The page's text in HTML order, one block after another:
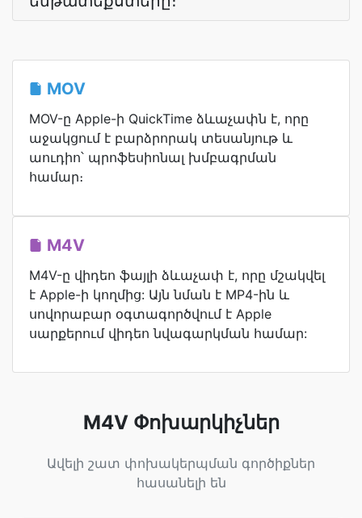
MOV
MOV-ը Apple-ի QuickTime ձևաչափն է, որը
աջակցում է բարձրորակ տեսանյութ և
աուդիո՝ պրոֆեսիոնալ խմբագրման
համար։
M4V
M4V-ը վիդեո ֆայլի ձևաչափ է, որը մշակվել
է Apple-ի կողմից: Այն նման է MP4-ին և
սովորաբար օգտագործվում է Apple
սարքերում վիդեո նվագարկման համար:
M4V Փոխարկիչներ
Ավելի շատ փոխակերպման գործիքներ
հասանելի են